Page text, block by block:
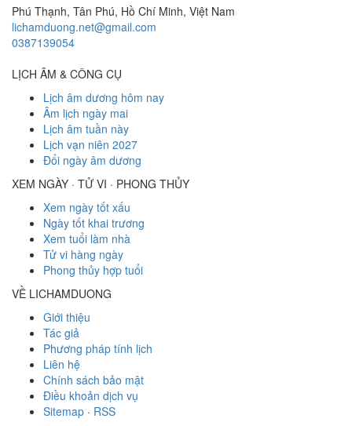
Phú Thạnh, Tân Phú, Hồ Chí Minh, Việt Nam
lichamduong.net@gmail.com
0387139054
LỊCH ÂM & CÔNG CỤ
Lịch âm dương hôm nay
Âm lịch ngày mai
Lịch âm tuần này
Lịch vạn niên 2027
Đổi ngày âm dương
XEM NGÀY · TỬ VI · PHONG THỦY
Xem ngày tốt xấu
Ngày tốt khai trương
Xem tuổi làm nhà
Tử vi hàng ngày
Phong thủy hợp tuổi
VỀ LICHAMDUONG
Giới thiệu
Tác giả
Phương pháp tính lịch
Liên hệ
Chính sách bảo mật
Điều khoản dịch vụ
Sitemap · RSS